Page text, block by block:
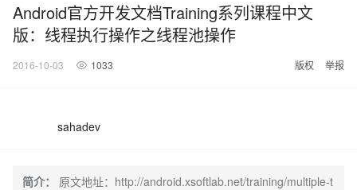
Android官方开发文档Training系列课程中文
版：线程执行操作之线程池操作
2016-10-03 1033 版权 举报
sahadev
简介：
原文地址：http://android.xsoftlab.net/training/multiple-t